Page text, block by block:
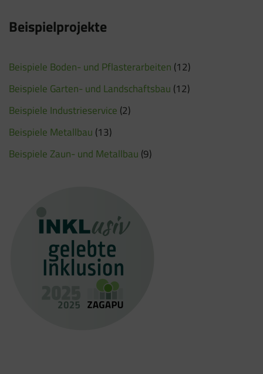
Beispielprojekte
Beispiele Boden- und Pflasterarbeiten (12)
Beispiele Garten- und Landschaftsbau (12)
Beispiele Industrieservice (2)
Beispiele Metallbau (13)
Beispiele Zaun- und Metallbau (9)